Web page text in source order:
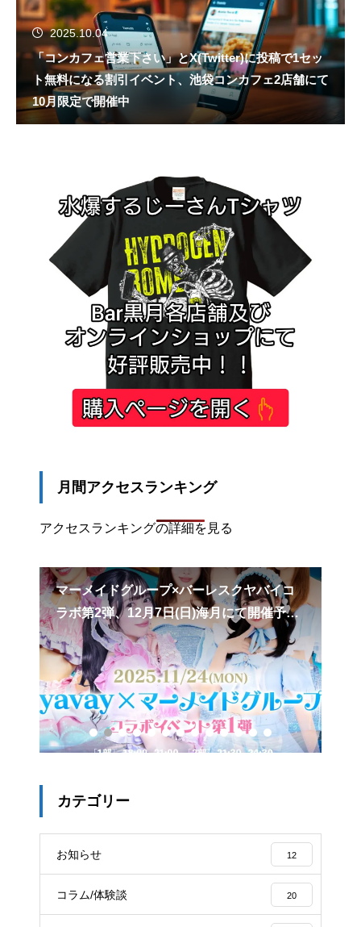
2025.10.04
「コンカフェ営業下さい」とX(Twitter)に投稿で1セッ
ト無料になる割引イベント、池袋コンカフェ2店舗にて
10月限定で開催中
月間アクセスランキング
アクセスランキングの詳細を見る
マーメイドグループ×バーレスクヤバイコ
ラボ第2弾、12月7日(日)海月にて開催予
定？
カテゴリー
お知らせ 12
コラム/体験談 20